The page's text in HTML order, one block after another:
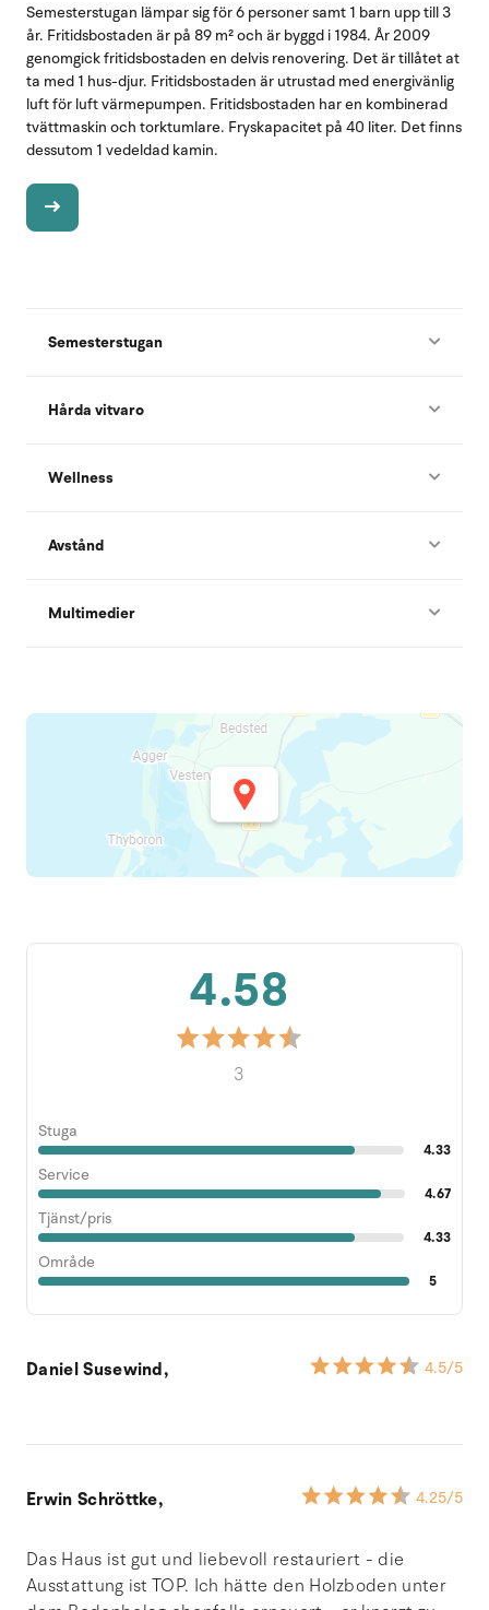
Semesterstugan lämpar sig för 6 personer samt 1 barn upp till 3
år. Fritidsbostaden är på 89 m² och är byggd i 1984. År 2009
genomgick fritidsbostaden en delvis renovering. Det är tillåtet at
ta med 1 hus-djur. Fritidsbostaden är utrustad med energivänlig
luft för luft värmepumpen. Fritidsbostaden har en kombinerad
tvättmaskin och torktumlare. Fryskapacitet på 40 liter. Det finns
dessutom 1 vedeldad kamin.
Semesterstugan
Hårda vitvaro
Wellness
Avstånd
Multimedier
4.58
3
Stuga
4.33
Service
4.67
Tjänst/pris
4.33
Område
5
Daniel Susewind, 4.5/5
Erwin Schröttke, 4.25/5
Das Haus ist gut und liebevoll restauriert - die
Ausstattung ist TOP. Ich hätte den Holzboden unter